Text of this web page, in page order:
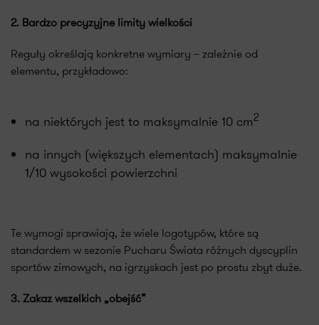
2. Bardzo precyzyjne limity wielkości
Reguły określają konkretne wymiary – zależnie od
elementu, przykładowo:
na niektórych jest to maksymalnie 10 cm2
na innych (większych elementach) maksymalnie
1/10 wysokości powierzchni
Te wymogi sprawiają, że wiele logotypów, które są
standardem w sezonie Pucharu Świata różnych dyscyplin
sportów zimowych, na igrzyskach jest po prostu zbyt duże.
3. Zakaz wszelkich „obejść”